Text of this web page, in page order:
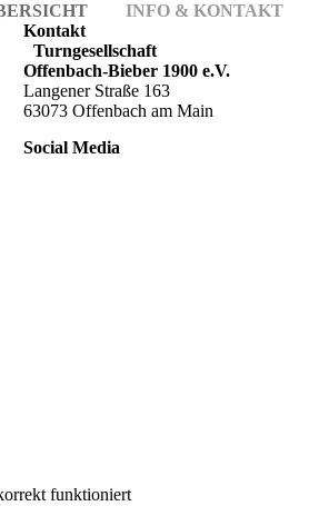
INFO & KONTAKT
Kontakt
Turngesellschaft
Offenbach-Bieber 1900 e.V.
Langener Straße 163
63073 Offenbach am Main
Social Media
funktioniert